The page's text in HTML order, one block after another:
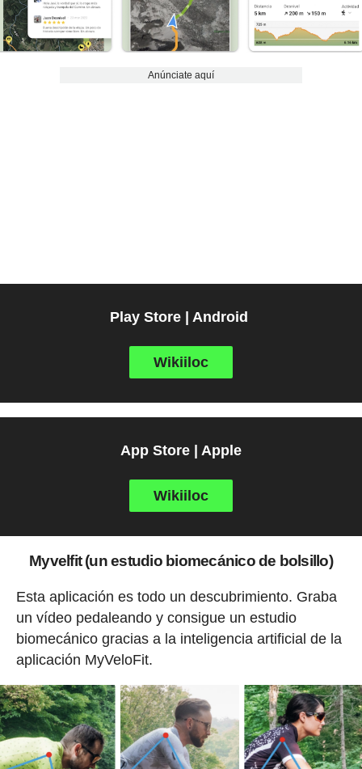
Anúnciate aquí
Play Store | Android
Wikiiloc
App Store | Apple
Wikiiloc
Myvelfit (un estudio biomecánico de bolsillo)
Esta aplicación es todo un descubrimiento. Graba
un vídeo pedaleando y consigue un estudio
biomecánico gracias a la inteligencia artificial de la
aplicación MyVeloFit.